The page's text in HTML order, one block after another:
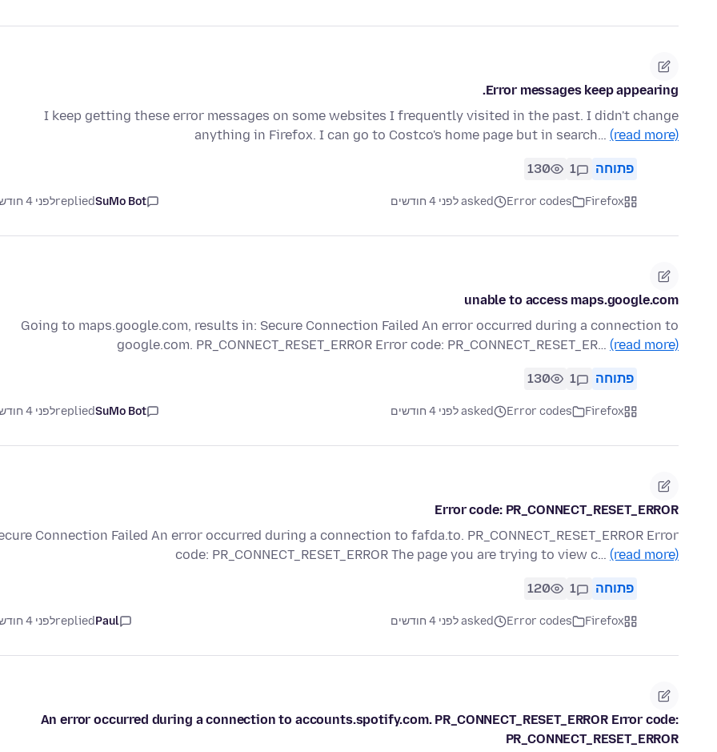
Error messages keep appearing.
I keep getting these error messages on some websites I frequently visited in the past. I didn't change
anything in Firefox. I can go to Costco's home page but in search… (read more)
פתוחה 1
130
Firefox
Error codes asked לפני 4 חודשים SuMo Bot
repliedלפני 4 חודשים
unable to access maps.google.com
Going to maps.google.com, results in: Secure Connection Failed An error occurred during a connection to
google.com. PR_CONNECT_RESET_ERROR Error code: PR_CONNECT_RESET_ER… (read more)
פתוחה 1
130
Firefox
Error codes asked לפני 4 חודשים SuMo Bot
repliedלפני 4 חודשים
Error code: PR_CONNECT_RESET_ERROR
Connection Failed An error occurred during a connection to fafda.to. PR_CONNECT_RESET_ERROR Error
code: PR_CONNECT_RESET_ERROR The page you are trying to view c… (read more)
פתוחה 1
120
Firefox
Error codes asked לפני 4 חודשים Paul
repliedלפני 4 חודשים
An error occurred during a connection to accounts.spotify.com. PR_CONNECT_RESET_ERROR Error code:
PR_CONNECT_RESET_ERROR